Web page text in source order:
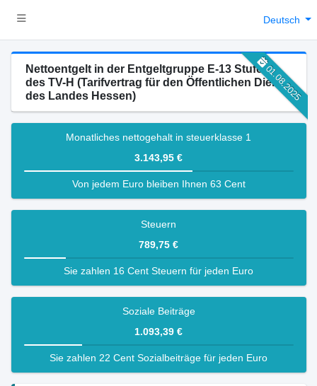
Deutsch
01.08.2025
Nettoentgelt in der Entgeltgruppe E-13 Stufe 2
des TV-H (Tarifvertrag für den Öffentlichen Dienst
des Landes Hessen)
Monatliches nettogehalt in steuerklasse 1
3.143,95 €
Von jedem Euro bleiben Ihnen 63 Cent
Steuern
789,75 €
Sie zahlen 16 Cent Steuern für jeden Euro
Soziale Beiträge
1.093,39 €
Sie zahlen 22 Cent Sozialbeiträge für jeden Euro